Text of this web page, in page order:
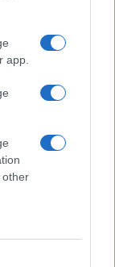
app.
other
Segnala
le nostre
pubblicate